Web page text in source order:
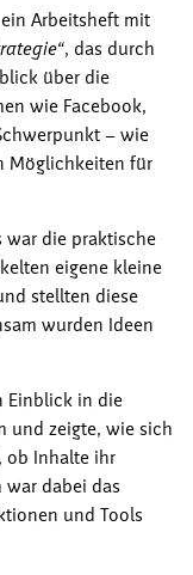
Arbeitsheft mit
, das durch
über die
wie Facebook,
– wie
Möglichkeiten für
war die praktische
eigene kleine
stellten diese
wurden Ideen
Einblick in die
und zeigte, wie sich
ob Inhalte ihr
war dabei das
und Tools